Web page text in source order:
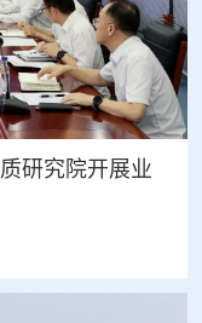
研究院开展业